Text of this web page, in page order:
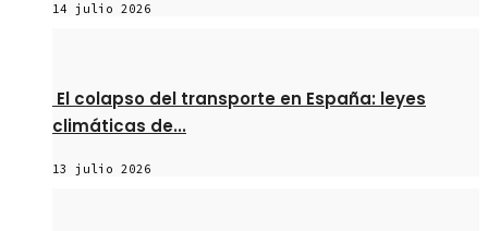
14 julio 2026
El colapso del transporte en España: leyes
climáticas de...
13 julio 2026